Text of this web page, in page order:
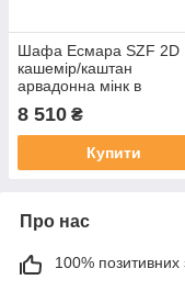
Шафа Есмара SZF 2D
кашемір/каштан
арвадонна мінк в
8 510 ₴
Купити
Про нас
100% позитивних